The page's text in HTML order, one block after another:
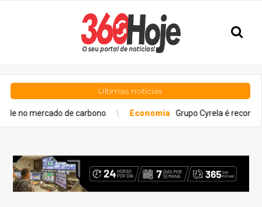
Últimas notícias
de carbono Economia Grupo Cyrela é reconhecido como